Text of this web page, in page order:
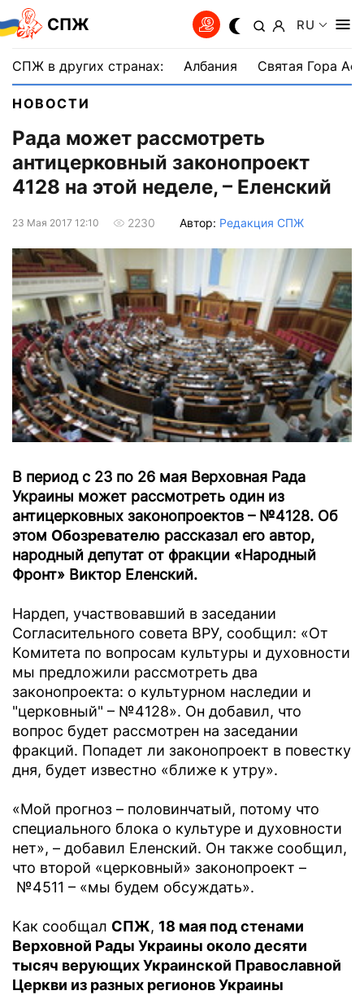
СПЖ RU
СПЖ в других странах: Албания Святая Гора
НОВОСТИ
Рада может рассмотреть
антицерковный законопроект
4128 на этой неделе, – Еленский
23 Мая 2017 12:10 2230 Автор: Редакция СПЖ
В период с 23 по 26 мая Верховная Рада
Украины может рассмотреть один из
антицерковных законопроектов – №4128. Об
этом Обозревателю рассказал его автор,
народный депутат от фракции «Народный
Фронт» Виктор Еленский.
Нардеп, участвовавший в заседании
Согласительного совета ВРУ, сообщил: «От
Комитета по вопросам культуры и духовности
мы предложили рассмотреть два
законопроекта: о культурном наследии и
"церковный" – №4128». Он добавил, что
вопрос будет рассмотрен на заседании
фракций. Попадет ли законопроект в повестку
дня, будет известно «ближе к утру».
«Мой прогноз – половинчатый, потому что
специального блока о культуре и духовности
нет», – добавил Еленский. Он также сообщил,
что второй «церковный» законопроект –
№4511 – «мы будем обсуждать».
Как сообщал СПЖ, 18 мая под стенами
Верховной Рады Украины около десяти
тысяч верующих Украинской Православной
Церкви из разных регионов Украины